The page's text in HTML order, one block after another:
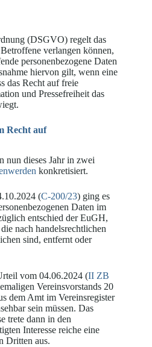
(DSGVO) regelt das
verlangen können,
personenbezogene Daten
hiervon gilt, wenn eine
das Recht auf freie
und Pressefreiheit das
Recht auf
nun dieses Jahr in zwei
konkretisiert.
(C-200/23) ging es
Daten im
entschied der EuGH,
nach handelsrechtlichen
sind, entfernt oder
vom 04.06.2024 (II ZB
Vereinsvorstands 20
dem Amt im Vereinsregister
sein müssen. Das
trete dann in den
Interesse reiche eine
Dritten aus.